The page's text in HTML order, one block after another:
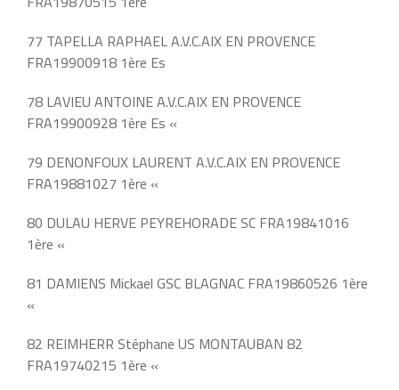
77 TAPELLA RAPHAEL A.V.C.AIX EN PROVENCE
FRA19900918 1ère Es
78 LAVIEU ANTOINE A.V.C.AIX EN PROVENCE
FRA19900928 1ère Es «
79 DENONFOUX LAURENT A.V.C.AIX EN PROVENCE
FRA19881027 1ère «
80 DULAU HERVE PEYREHORADE SC FRA19841016
1ère «
81 DAMIENS Mickael GSC BLAGNAC FRA19860526 1ère
«
82 REIMHERR Stéphane US MONTAUBAN 82
FRA19740215 1ère «